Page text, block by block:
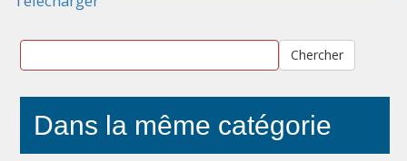
Chercher
Dans la même catégorie